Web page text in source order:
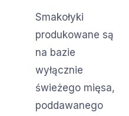
Smakołyki
produkowane są
na bazie
wyłącznie
świeżego mięsa,
poddawanego